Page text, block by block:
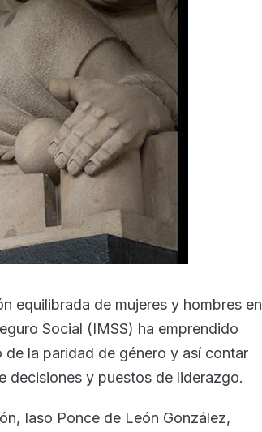
equilibrada de mujeres y hombres en
Social (IMSS) ha emprendido
la paridad de género y así contar
decisiones y puestos de liderazgo.
Iaso Ponce de León González,